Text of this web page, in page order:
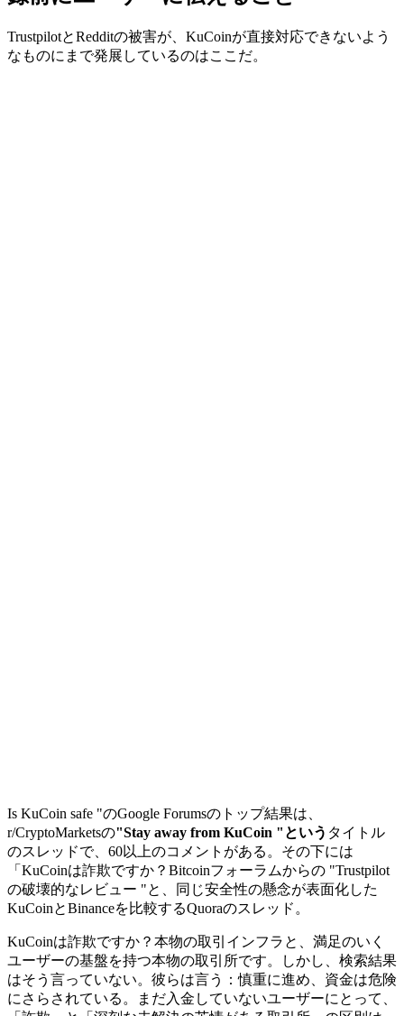
TrustpilotとRedditの被害が、KuCoinが直接対応できないよう
なものにまで発展しているのはここだ。
Is KuCoin safe "のGoogle Forumsのトップ結果は、
r/CryptoMarketsの"Stay away from KuCoin "という タイトル
のスレッドで、60以上のコメントがある。その下には
「KuCoinは詐欺ですか？Bitcoinフォーラムからの "Trustpilot
の破壊的なレビュー "と、同じ安全性の懸念が表面化した
KuCoinとBinanceを比較するQuoraのスレッド。
KuCoinは詐欺ですか？本物の取引インフラと、満足のいく
ユーザーの基盤を持つ本物の取引所です。しかし、検索結果
はそう言っていない。彼らは言う：慎重に進め、資金は危険
にさらされている。まだ入金していないユーザーにとって、